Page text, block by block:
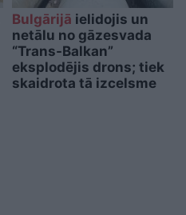
Bulgārijā ielidojis un
netālu no gāzesvada
“Trans-Balkan”
eksplodējis drons; tiek
skaidrota tā izcelsme